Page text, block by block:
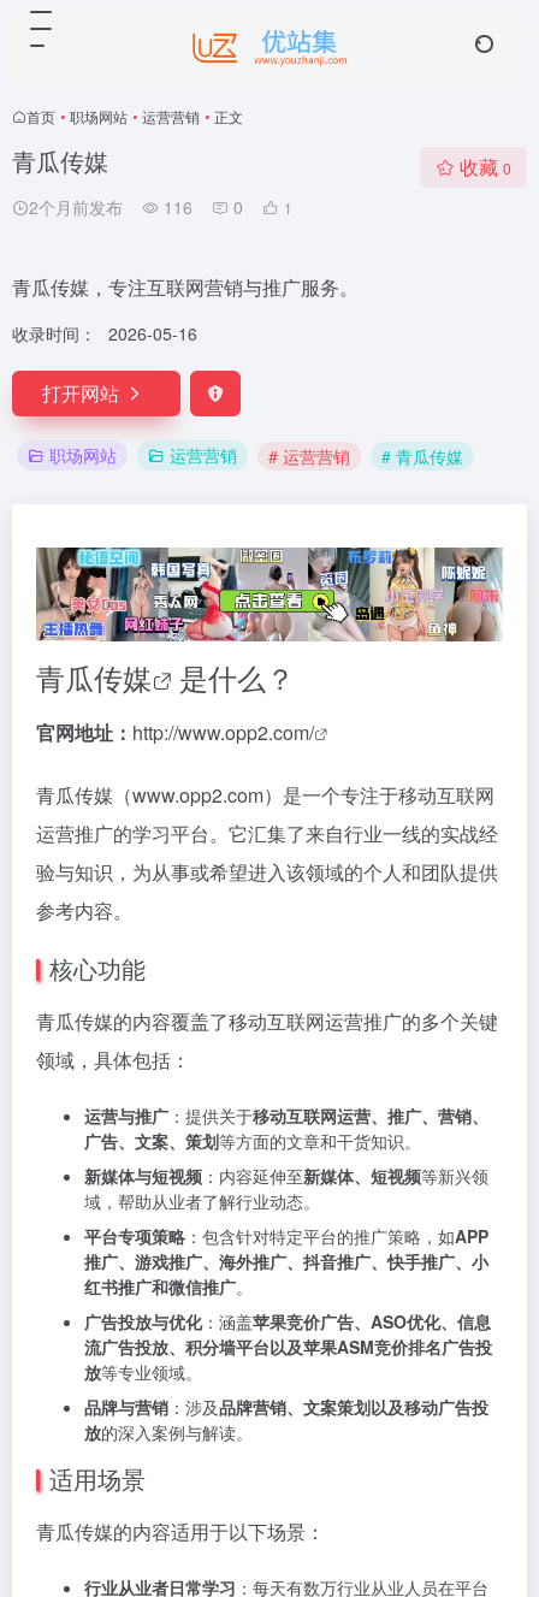
首页 • 职场网站 • 运营营销 • 正文
青瓜传媒
2个月前发布 116 0 1
收藏 0
青瓜传媒，专注互联网营销与推广服务。
收录时间： 2026-05-16
打开网站
职场网站 运营营销 # 运营营销 # 青瓜传媒
青瓜传媒 是什么？
官网地址： http://www.opp2.com/
青瓜传媒（www.opp2.com）是一个专注于移动互联网
运营推广的学习平台。它汇集了来自行业一线的实战经
验与知识，为从事或希望进入该领域的个人和团队提供
参考内容。
核心功能
青瓜传媒的内容覆盖了移动互联网运营推广的多个关键
领域，具体包括：
运营与推广 ：提供关于移动互联网运营、推广、营销、
广告、文案、策划等方面的文章和干货知识。
新媒体与短视频 ：内容延伸至新媒体、短视频等新兴领
域，帮助从业者了解行业动态。
平台专项策略 ：包含针对特定平台的推广策略，如APP
推广、游戏推广、海外推广、抖音推广、快手推广、小
红书推广和微信推广。
广告投放与优化：涵盖苹果竞价广告、ASO优化、信息
流广告投放、积分墙平台以及苹果ASM竞价排名广告投
放等专业领域。
品牌与营销 ：涉及品牌营销、文案策划以及移动广告投
放的深入案例与解读。
适用场景
青瓜传媒的内容适用于以下场景：
行业从业者日常学习 ：每天有数万行业从业人员在平台